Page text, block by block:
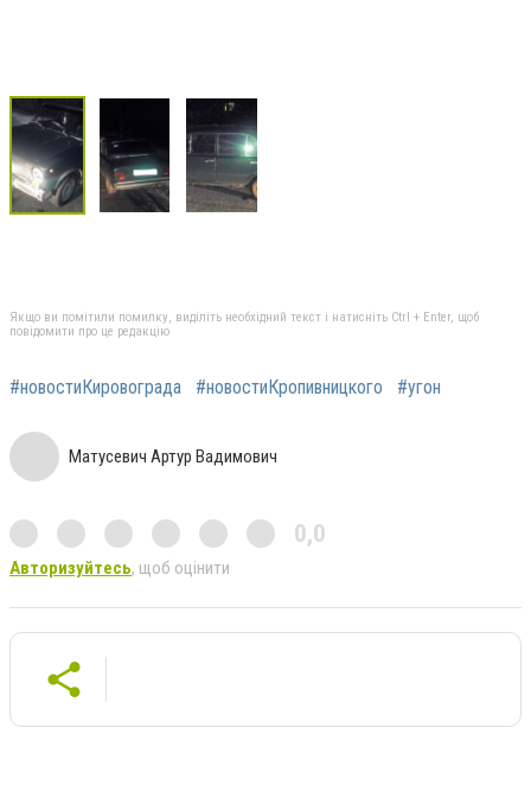
Якщо ви помітили помилку, виділіть необхідний текст і натисніть Ctrl + Enter, щоб
повідомити про це редакцію
#новостиКировограда #новостиКропивницкого #угон
Матусевич Артур Вадимович
0,0
Авторизуйтесь, щоб оцінити